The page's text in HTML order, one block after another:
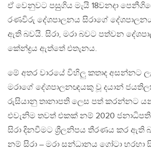
ඒ වෙනුවට පසුුගිය මැයි 18වනදා
රණවිරු දේශපාලනය සිරාගේ
ඇති බවයි. සිරා, මරා බවට පත්වන
කේන්ද්‍රය ඇත්තේ එතැනය.
මේ අතර වාරයේ විහිලු කතාද අසන්නට
මරාගේ දේශපාලනඥයකු වූ දයාන්
රුසියානු තානාපති ලෙස පත් කරන්නට
එවැනිම තවත් එකක් නම් 2020
සිරා දිනවීමට ශ්‍රීලනිපය තීරණය කර ඇති
නම් සිරා – මරා සන්ධානය ගෝටා